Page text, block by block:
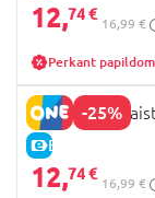
12,74 €
16,99 €
Perkant
-25%
E-KAINA
PLAY-DOH
12,74 €
16,99 €